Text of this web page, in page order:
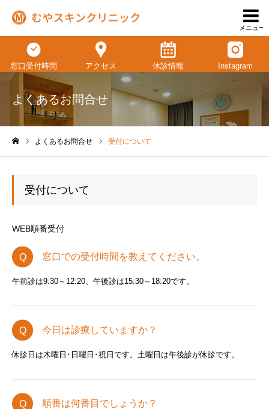
メニュー
窓口受付時間 アクセス 休診情報 Instagram
よくあるお問合せ
よくあるお問合せ 受付について
受付について
WEB順番受付
窓口での受付時間を教えてください。
午前診は9:30～12:20、午後診は15:30～18:20です。
今日は診療していますか？
休診日は木曜日･日曜日･祝日です。土曜日は午後診が休診です。
順番は何番目でしょうか？